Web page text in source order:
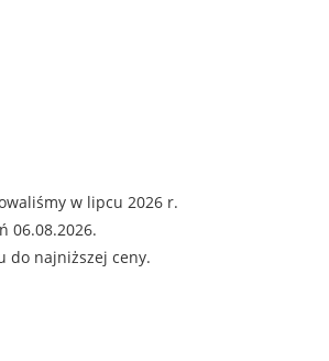
w lipcu 2026 r.
06.08.2026.
do najniższej ceny.